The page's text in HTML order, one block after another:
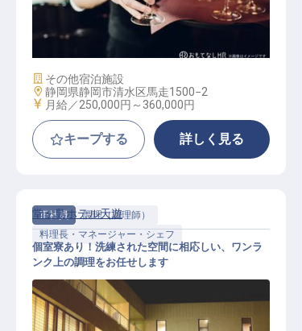
施設業態
その他宿泊施設
勤務地
静岡県静岡市清水区馬走1500−2
給与
月給／250,000円～ 360,000円
キープする 詳しく見る
正社員
調理（調理師）
料理長・マネージャー・シェフ
堂ヶ島ホテル天遊
個室寮あり！洗練された空間に相応しい、ワンラ
ンク上の調理をお任せします